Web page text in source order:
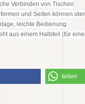
Verbinden von Tischen
und Seiten können
leichte Bedienung
aus einem Halbteil (für
teilen